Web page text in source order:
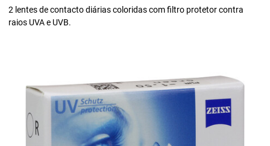
2 lentes de contacto diárias coloridas com filtro protetor contra
raios UVA e UVB.